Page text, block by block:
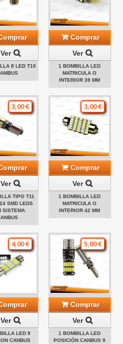
Ver
8 LED T10
Comprar
Ver
1 BOMBILLA LED
MATRICULA O
INTERIOR 39 MM
3,00 €
Ver
TIPO T11
SMD LEDS
SISTEMA
3,00 €
Comprar
Ver
1 BOMBILLA LED
MATRICULA O
INTERIOR 42 MM
4,00 €
Ver
LED 9
CANBUS
5,00 €
Comprar
Ver
1 BOMBILLA LED
POSICIÓN CANBUS 9